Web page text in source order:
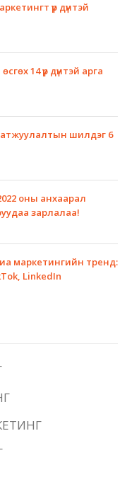
үр дүнтэй
14 үр дүнтэй арга
шилдэг 6
оны анхаарал
зарлалаа!
маркетингийн тренд:
LinkedIn